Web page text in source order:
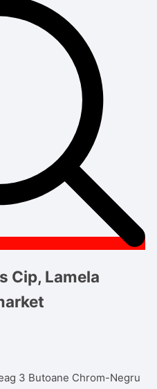
Cip, Lamela